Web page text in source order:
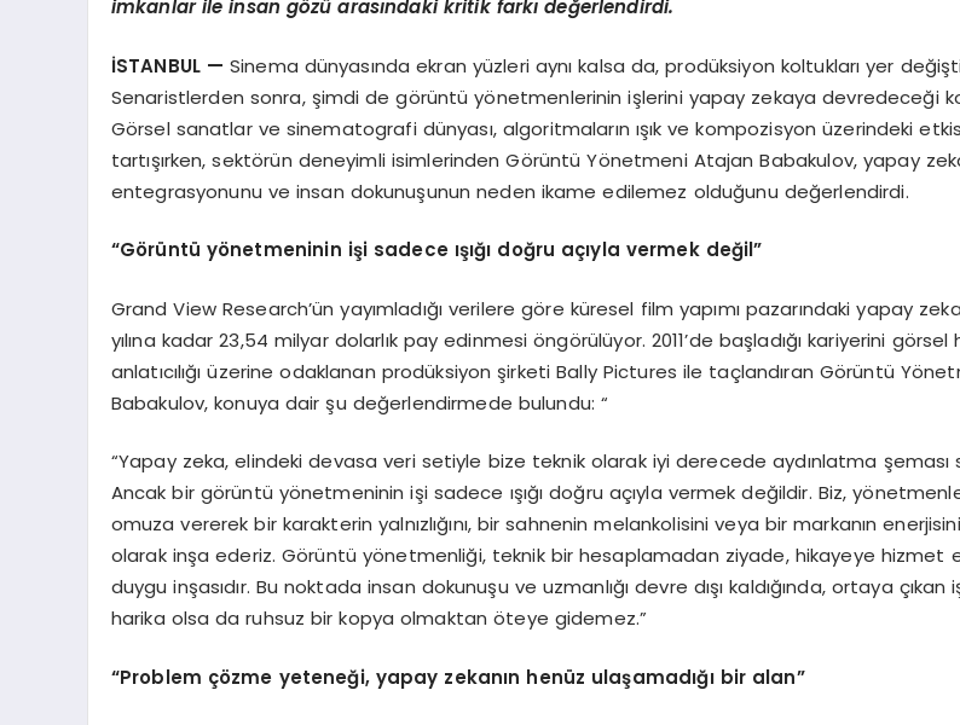
imkanlar ile insan gözü arasındaki kritik farkı değerlendirdi.
İSTANBUL — Sinema dünyasında ekran yüzleri aynı kalsa da, prodüksiyon koltukları yer
Senaristlerden sonra, şimdi de görüntü yönetmenlerinin işlerini yapay zekaya devredeceği
Görsel sanatlar ve sinematografi dünyası, algoritmaların ışık ve kompozisyon üzerindeki
tartışırken, sektörün deneyimli isimlerinden Görüntü Yönetmeni Atajan Babakulov, yapay
entegrasyonunu ve insan dokunuşunun neden ikame edilemez olduğunu değerlendirdi.
“Görüntü yönetmeninin işi sadece ışığı doğru açıyla vermek değil”
Grand View Research’ün yayımladığı verilere göre küresel film yapımı pazarındaki yapay
yılına kadar 23,54 milyar dolarlık pay edinmesi öngörülüyor. 2011’de başladığı kariyerini görsel
anlatıcılığı üzerine odaklanan prodüksiyon şirketi Bally Pictures ile taçlandıran Görüntü
Babakulov, konuya dair şu değerlendirmede bulundu: “
“Yapay zeka, elindeki devasa veri setiyle bize teknik olarak iyi derecede aydınlatma şeması
Ancak bir görüntü yönetmeninin işi sadece ışığı doğru açıyla vermek değildir. Biz,
omuza vererek bir karakterin yalnızlığını, bir sahnenin melankolisini veya bir markanın
olarak inşa ederiz. Görüntü yönetmenliği, teknik bir hesaplamadan ziyade, hikayeye hizmet
duygu inşasıdır. Bu noktada insan dokunuşu ve uzmanlığı devre dışı kaldığında, ortaya çıkan
harika olsa da ruhsuz bir kopya olmaktan öteye gidemez.”
“Problem çözme yeteneği, yapay zekanın henüz ulaşamadığı bir alan”